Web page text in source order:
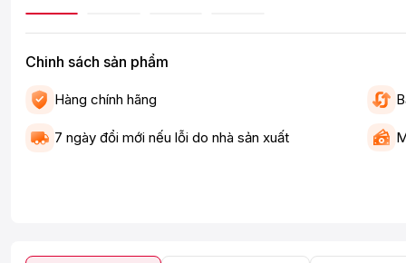
Chinh sách sản phẩm
Hàng chính hãng
7 ngày đổi mới nếu lỗi do nhà sản xuất